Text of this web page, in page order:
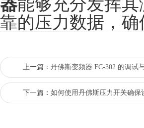
器能够充分发挥
靠的压力数据，
上一篇： 丹佛斯变频器 FC-302 的调试
下一篇： 如何使用丹佛斯压力开关确保